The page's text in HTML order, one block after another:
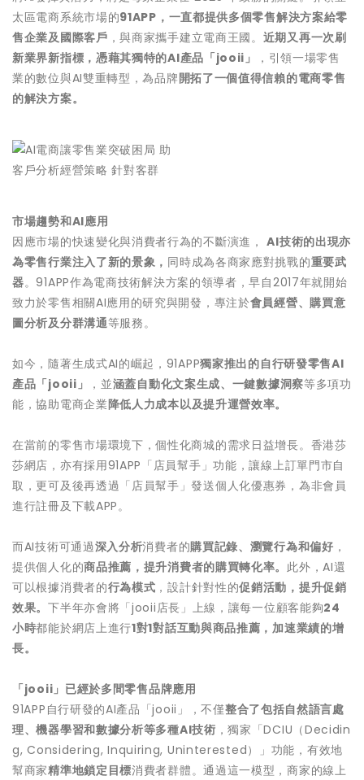
太區電商系統市場的91APP，一直都提供多個零售解決方案給零
售企業及國際客戶 ，與商家攜手建立電商王國。 近期又再一次刷
新業界新指標，憑藉其獨特的AI產品「jooii」
，引領一場零售
業的數位與AI雙重轉型，為品牌開拓了一個值得信賴的電商零售
的解決方案。
市場趨勢和AI應用
因應市場的快速變化與消費者行為的不斷演進，AI技術的出現亦
為零售行業注入了新的景象， 同時成為各商家應對挑戰的重要武
器。91APP作為電商技術解決方案的領導者，早自2017年就開始
致力於零售相關AI應用的研究與開發，專注於會員經營、購買意
圖分析及分群溝通等服務。
如今，隨著生成式AI的崛起，91APP獨家推出的自行研發零售AI
產品「jooii」
，並涵蓋自動化文案生成、一鍵數據洞察等多項功
能，協助電商企業降低人力成本以及提升運營效率。
在當前的零售市場環境下，個性化商城的需求日益增長。香港莎
莎網店，亦有採用91APP「店員幫手」功能，讓線上訂單門市自
取，更可及後再透過「店員幫手」發送個人化優惠券，為非會員
進行註冊及下載APP。
而AI技術可通過深入分析消費者的購買記錄、瀏覽行為和偏好 ，
提供個人化的商品推薦，提升消費者的購買轉化率。此外，AI還
可以根據消費者的行為模式 ，設計針對性的促銷活動，提升促銷
效果。下半年亦會將「jooii店長」上線，讓每一位顧客能夠24
小時都能於網店上進行1對1對話互動與商品推薦，加速業績的增
長。
「jooii」已經於多間零售品牌應用
91APP自行研發的AI產品「jooii」，不僅整合了包括自然語言處
理、機器學習和數據分析等多種AI技術 ，獨家「DCIU（Decidin
g, Considering, Inquiring, Uninterested）」功能，有效地
幫商家精準地鎖定目標消費者群體。通過這一模型，商家的線上